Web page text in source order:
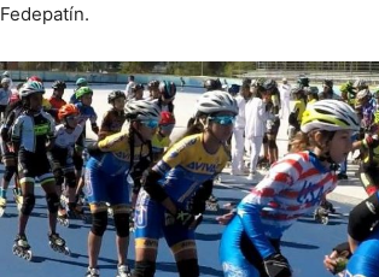
Fedepatín.